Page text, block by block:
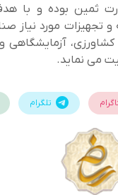
ثمین بوده و با
و تجهیزات مورد نیاز
کشاورزی،
می نماید.
تلگرام